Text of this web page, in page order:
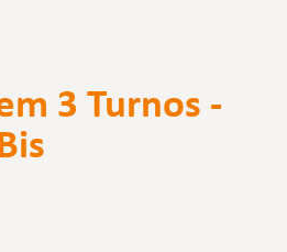
3 Turnos -